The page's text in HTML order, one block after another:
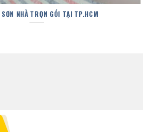
NHÀ TRỌN GÓI TẠI TP.HCM